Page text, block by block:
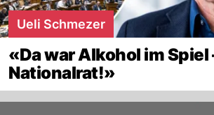
Ueli Schmezer
«Da war Alkohol im Spiel
Nationalrat!»